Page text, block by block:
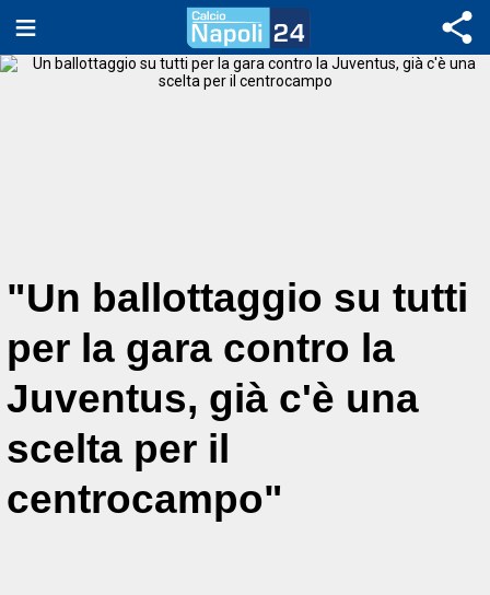
"Un ballottaggio su tutti
per la gara contro la
Juventus, già c'è una
scelta per il
centrocampo"